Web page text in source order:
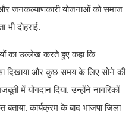
जनकल्याणकारी योजनाओं को समाज
भी दोहराई.
का उल्लेख करते हुए कहा कि
दिखाया और कुछ समय के लिए सोने की
में योगदान दिया. उन्होंने नागरिकों
कार्यक्रम के बाद भाजपा जिला